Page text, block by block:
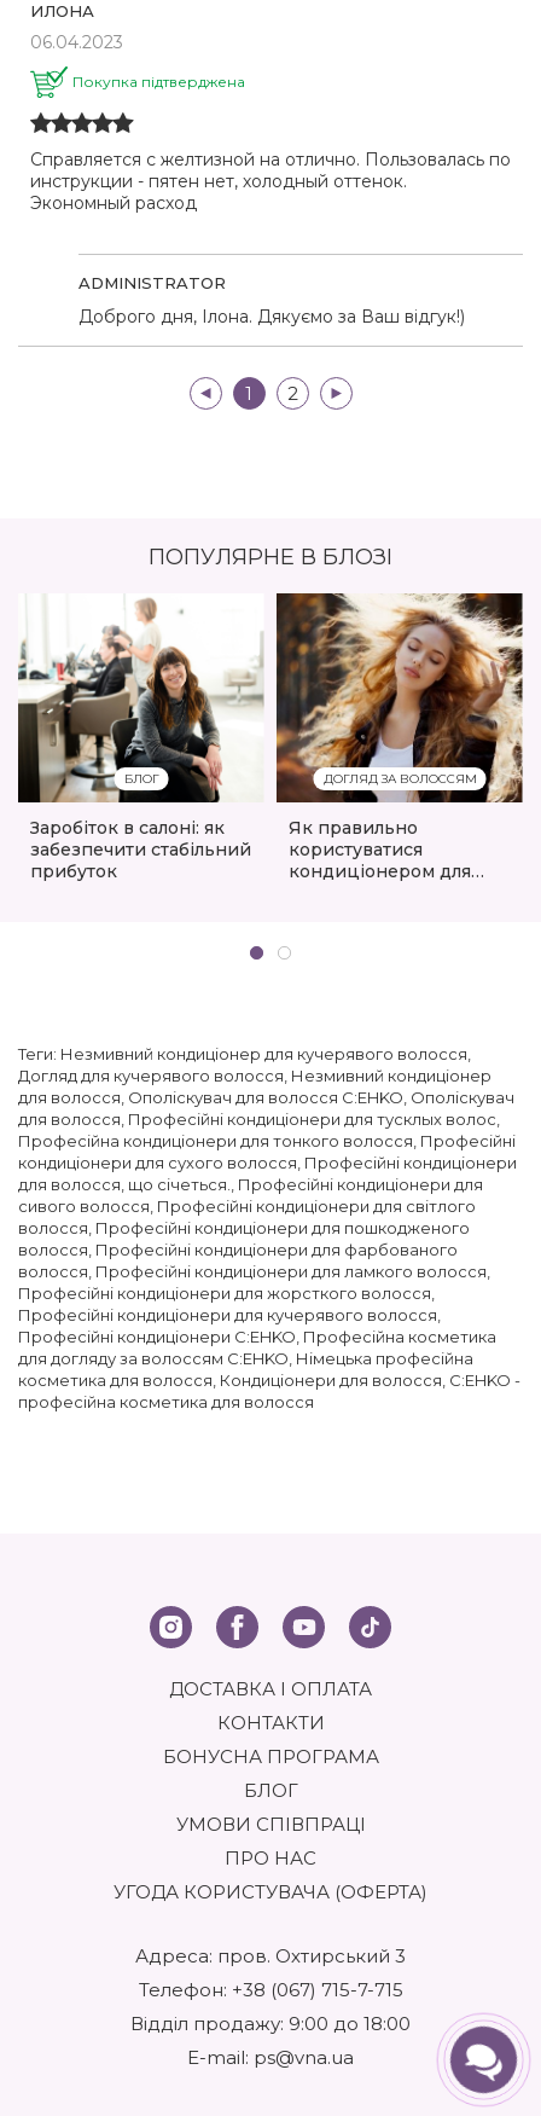
ИЛОНА
06.04.2023
Покупка підтверджена
Справляется с желтизной на отлично. Пользовалась по
инструкции - пятен нет, холодный оттенок.
Экономный расход
ADMINISTRATOR
Доброго дня, Ілона. Дякуємо за Ваш відгук!)
|< 1 2 >|
ПОПУЛЯРНЕ В БЛОЗІ
БЛОГ
Заробіток в салоні: як
забезпечити стабільний
прибуток
ДОГЛЯД ЗА ВОЛОССЯМ
Як правильно
користуватися
кондиціонером для
Теги: Незмивний кондиціонер для кучерявого волосся
Догляд для кучерявого волосся Незмивний кондиціонер
для волосся Ополіскувач для волосся C:EHKO Ополіскувач
для волосся Професійні кондиціонери для тусклых волос
Професійна кондиціонери для тонкого волосся Професійні
кондиціонери для сухого волосся Професійні кондиціонери
для волосся, що січеться.
Професійні кондиціонери для
сивого волосся Професійні кондиціонери для світлого
волосся Професійні кондиціонери для пошкодженого
волосся Професійні кондиціонери для фарбованого
волосся Професійні кондиціонери для ламкого волосся
Професійні кондиціонери для жорсткого волосся
Професійні кондиціонери для кучерявого волосся
Професійні кондиціонери C:EHKO Професійна косметика
для догляду за волоссям C:EHKO Німецька професійна
косметика для волосся Кондиціонери для волосся C:EHKO -
професійна косметика для волосся
ДОСТАВКА І ОПЛАТА
КОНТАКТИ
БОНУСНА ПРОГРАМА
БЛОГ
УМОВИ СПІВПРАЦІ
ПРО НАС
УГОДА КОРИСТУВАЧА (ОФЕРТА)
Адреса: пров. Охтирський 3
Телефон: +38 (067) 715-7-715
Відділ продажу: 9:00 до 18:00
E-mail: ps@vna.ua